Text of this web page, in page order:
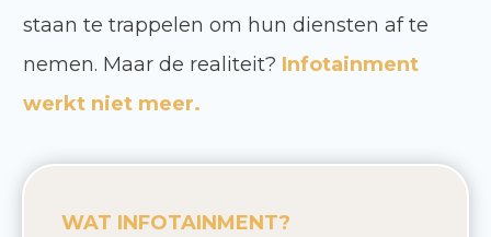
staan te trappelen om hun diensten af te
nemen. Maar de realiteit? Infotainment
werkt niet meer.
WAT INFOTAINMENT?